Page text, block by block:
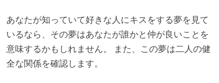
あなたが知っていて好きな人にキスをする夢を見て
いるなら、その夢はあなたが誰かと仲が良いことを
意味するかもしれません。 また、この夢は二人の健
全な関係を確認します。